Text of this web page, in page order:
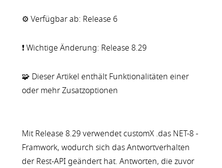
⚙️ Verfügbar ab: Release 6
❗ Wichtige Änderung: Release 8.29
🧩 Dieser Artikel enthält Funktionalitäten einer
oder mehr Zusatzoptionen
Mit Release 8.29 verwendet customX .das NET-8 -
Framwork, wodurch sich das Antwortverhalten
der Rest-API geändert hat. Antworten, die zuvor